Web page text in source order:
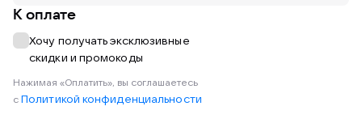
К оплате
Хочу получать эксклюзивные
скидки и промокоды
Нажимая «Оплатить», вы соглашаетесь
с Политикой конфиденциальности